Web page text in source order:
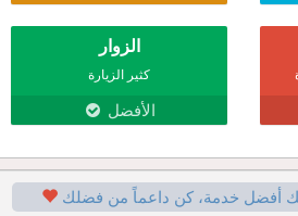
الزوار
كثير الزيارة
الأفضل
أفضل خدمة، كن داعماً من فضلك